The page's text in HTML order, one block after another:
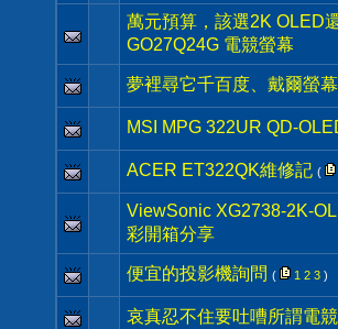
萬元預算，該選2K OLED
GO27Q24G 電競螢幕
夢裡尋它千百度、戴爾螢
MSI MPG 322UR QD-
ACER ET322QK維修記 (
ViewSonic XG2738-2K-
彩開箱分享
便宜的投影機詢問 ( 1 2 3 )
哀真忍不住要吐嘈所謂電